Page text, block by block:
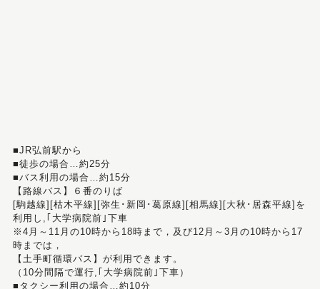
■JR弘前駅から
■徒歩の場合…約25分
■バス利用の場合…約15分
【路線バス】６番のりば
[駒越線][枯木平線][弥生･新岡･葛原線][相馬線][大秋･居森平線]を
利用し,｢大学病院前｣下車
※4月～11月の10時から18時まで，及び12月～3月の10時から17
時までは，
【土手町循環バス】が利用できます。
（10分間隔で運行,｢大学病院前｣下車）
■タクシー利用の場合…約10分